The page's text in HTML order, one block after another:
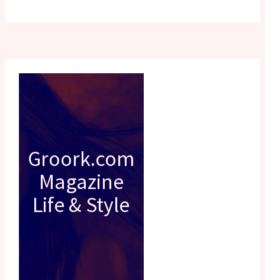
Groork.com
Magazine
Life & Style